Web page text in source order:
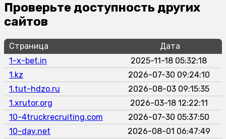
Проверьте доступность других
сайтов
Страница
Дата
1-x-bet.in
2025-11-18 05:32:18
1.kz
2026-07-30 09:24:10
1.tut-hdzo.ru
2026-08-03 09:15:35
1.xrutor.org
2026-03-18 12:22:11
10-4truckrecruiting.com
2026-07-30 05:37:50
10-day.net
2026-08-01 06:47:49